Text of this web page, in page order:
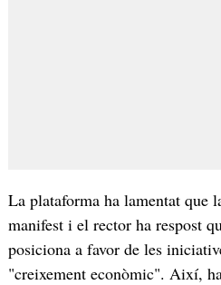
La plataforma ha lamentat que
manifest i el rector ha respost
posiciona a favor de les
"creixement econòmic". Així,